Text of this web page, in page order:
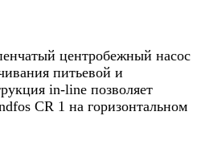
центробежный насос
питьевой и
in-line позволяет
CR 1 на горизонтальном